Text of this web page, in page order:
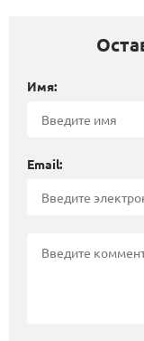
Имя:
Email: